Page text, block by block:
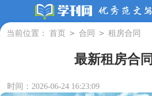
当前位置： 首页 > 合同 > 租房合同
最新租房合同
时间：2026-06-24 16:23:09